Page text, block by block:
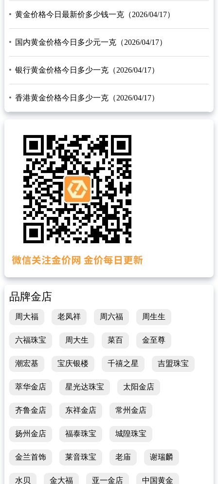
黄金价格今日最新价多少钱一克（2026/04/17）
国内黄金价格今日多少元一克（2026/04/17）
银行黄金价格今日多少一克（2026/04/17）
香港黄金价格今日多少一克（2026/04/17）
品牌金店
周大福 老凤祥 周六福 周生生
六福珠宝 周大生 菜百 金至尊
潮宏基 宝庆银楼 千禧之星 吉盟珠宝
萃华金店 星光达珠宝 太阳金店
齐鲁金店 东祥金店 常州金店
扬州金店 福泰珠宝 城隍珠宝
金兰首饰 莱音珠宝 老庙 谢瑞麟
水贝 金大福 亚一金店 中国黄金